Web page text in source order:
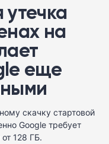
на
еще
скачку стартовой
Google требует
128 ГБ.